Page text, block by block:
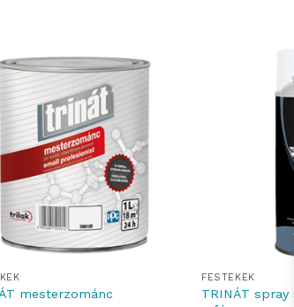
mesterzománc
FESTÉKEK
TRINÁT